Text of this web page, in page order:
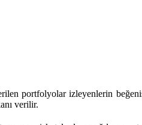
portfolyolar izleyenlerin
verilir.